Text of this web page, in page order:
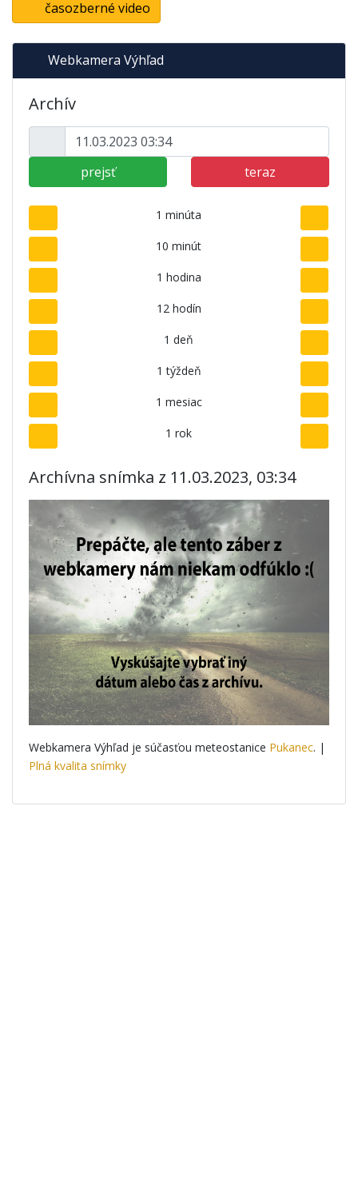
časozberné video
Webkamera Výhľad
Archív
prejsť teraz
1 minúta
10 minút
1 hodina
12 hodín
1 deň
1 týždeň
1 mesiac
1 rok
Archívna snímka z 11.03.2023, 03:34
Webkamera Výhľad je súčasťou meteostanice Pukanec. |
Plná kvalita snímky